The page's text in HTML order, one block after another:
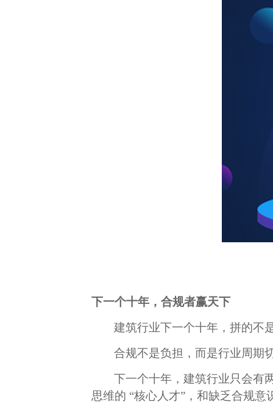
下一个十年，合规者赢天下
建筑行业下一个十年，拼的不
合规不是负担，而是行业周期
下一个十年，建筑行业只会有
思维的 “核心人才”，和缺乏合规意